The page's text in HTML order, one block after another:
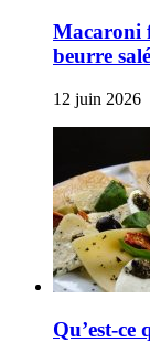
Macaroni
beurre salé
12 juin 2026
Qu’est-ce